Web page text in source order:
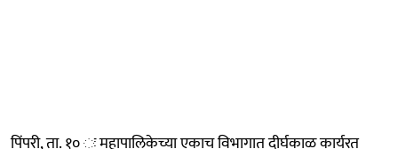
पिंपरी, ता. १० ः महापालिकेच्या एकाच विभागात दीर्घकाळ कार्यरत